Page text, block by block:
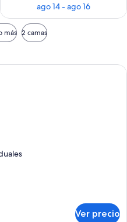
ago 14 - ago 16
más 2 camas
Una habitación de hotel con cama,
Ver precio